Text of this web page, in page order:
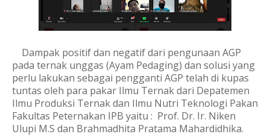
Dampak positif dan negatif dari pengunaan AGP
pada ternak unggas (Ayam Pedaging) dan solusi yang
perlu lakukan sebagai pengganti AGP telah di kupas
tuntas oleh para pakar Ilmu Ternak dari Depatemen
Ilmu Produksi Ternak dan Ilmu Nutri Teknologi Pakan
Fakultas Peternakan IPB yaitu : Prof. Dr. Ir. Niken
Ulupi M.S dan Brahmadhita Pratama Mahardidhika.